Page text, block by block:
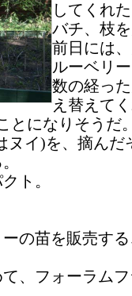
してくれ
バチ、枝
前日には
ルーベリ
数の経っ
え替えて
とになりそうだ
ヌイ)を、摘んだ
ト。
の苗を販売す
、フォーラム